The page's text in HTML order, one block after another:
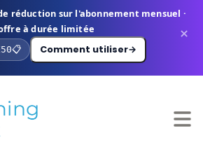
réduction sur l'abonnement mensuel ·
à durée limitée
📋 Comment utiliser→
×